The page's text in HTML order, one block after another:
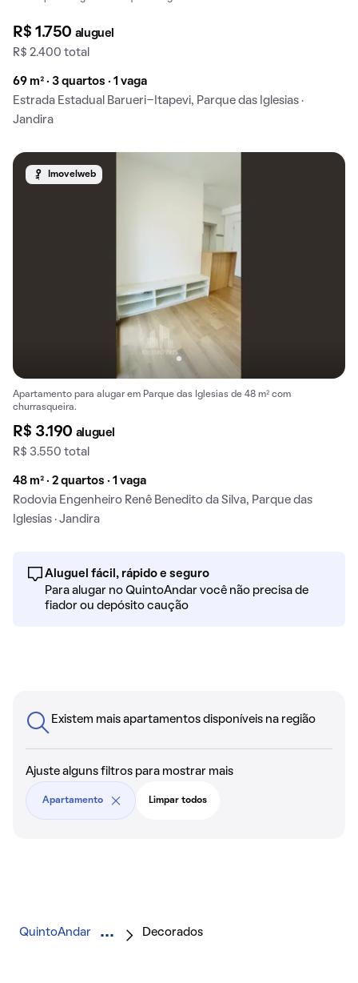
R$ 1.750 aluguel
R$ 2.400 total
69 m² · 3 quartos · 1 vaga
Estrada Estadual Barueri-Itapevi, Parque das Iglesias ·
Jandira
Imovelweb
Apartamento para alugar em Parque das Iglesias de 48 m² com
churrasqueira.
R$ 3.190 aluguel
R$ 3.550 total
48 m² · 2 quartos · 1 vaga
Rodovia Engenheiro Renê Benedito da Silva, Parque das
Iglesias · Jandira
Aluguel fácil, rápido e seguro
Para alugar no QuintoAndar você não precisa de
fiador ou depósito caução
Existem mais apartamentos disponíveis na região
Ajuste alguns filtros para mostrar mais
Apartamento Limpar todos
QuintoAndar Decorados